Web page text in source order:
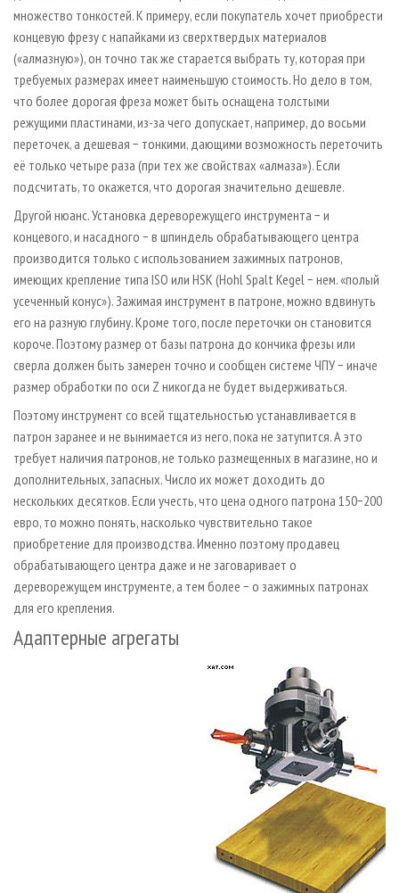
множество тонкостей. К примеру, если покупатель хочет приобрести
концевую фрезу с напайками из сверхтвердых материалов
(«алмазную»), он точно так же старается выбрать ту, которая при
требуемых размерах имеет наименьшую стоимость. Но дело в том,
что более дорогая фреза может быть оснащена толстыми
режущими пластинами, из-за чего допускает, например, до восьми
переточек, а дешевая − тонкими, дающими возможность переточить
её только четыре раза (при тех же свойствах «алмаза»). Если
подсчитать, то окажется, что дорогая значительно дешевле.
Другой нюанс. Установка дереворежущего инструмента − и
концевого, и насадного − в шпиндель обрабатывающего центра
производится только с использованием зажимных патронов,
имеющих крепление типа ISO или HSK (Hohl Spalt Kegel − нем. «полый
усеченный конус»). Зажимая инструмент в патроне, можно вдвинуть
его на разную глубину. Кроме того, после переточки он становится
короче. Поэтому размер от базы патрона до кончика фрезы или
сверла должен быть замерен точно и сообщен системе ЧПУ − иначе
размер обработки по оси Z никогда не будет выдерживаться.
Поэтому инструмент со всей тщательностью устанавливается в
патрон заранее и не вынимается из него, пока не затупится. А это
требует наличия патронов, не только размещенных в магазине, но и
дополнительных, запасных. Число их может доходить до
нескольких десятков. Если учесть, что цена одного патрона 150−200
евро, то можно понять, насколько чувствительно такое
приобретение для производства. Именно поэтому продавец
обрабатывающего центра даже и не заговаривает о
дереворежущем инструменте, а тем более − о зажимных патронах
для его крепления.
Адаптерные агрегаты